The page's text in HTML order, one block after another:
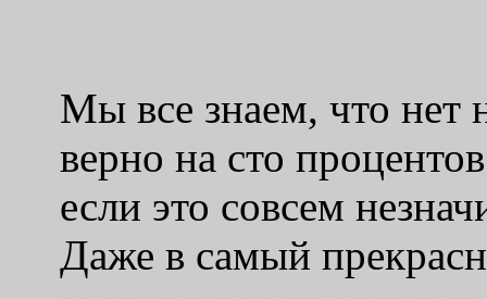
Мы все знаем, что нет
верно на сто
если это совсем
Даже в самый